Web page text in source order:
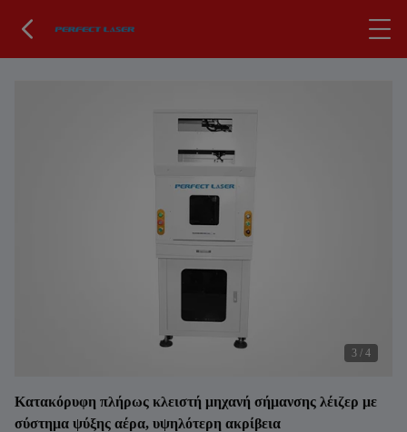
3 / 4
Κατακόρυφη πλήρως κλειστή μηχανή σήμανσης λέιζερ με
σύστημα ψύξης αέρα, υψηλότερη ακρίβεια